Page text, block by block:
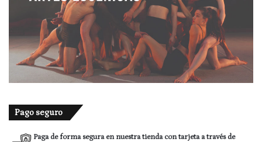
Pago seguro
Paga de forma segura en nuestra tienda con tarjeta a través de